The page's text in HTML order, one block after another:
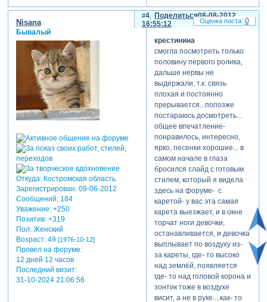
pirantka
в первом
ролике у вас в
метрике все что
светло-
розовыми
буквами
написано,
очень плохо
видно
честно, просмотрела всё, и
не поняла в каком месте
плохо видно надписи))
вроде бы всё хорошо
просматривается...
pirantka
написал(а):
как называюся
первые две
песни(в первом
ролике) и кто их
Поделиться
4
08-08-2012
16:55:12
Nisana
Бывалый
Откуда:Костромская область
Зарегистрирован: 09-06-2012
Сообщений:184
Уважение: +250
Позитив: +319
Пол:Женский
Возраст:49 [1976-10-12]
Провел на форуме:
12 дней 12 часов
Последний визит:
31-10-2024 21:06:56
крестинина
смогла посмотреть только
половину первого ролика,
дальше нервы не
выдержали, т.к. связь
плохая и постоянно
прерывается...попозже
постараюсь досмотреть...
общее впечатление-
понравилось, интересно,
ярко, песенки хорошие... в
самом начале в глаза
бросился слайд с готовым
стилем, который я видела
здесь на форуме- с
каретой- у вас эта самая
карета выезжает, и в окне
торчат ноги девочки,
останавливается, и девочка
выплывает по воздуху из-
за кареты, где- то высоко
над землёй, появляется
где- то над головой корона и
зонтик тоже в воздухе
висит, а не в руке....как- то
0